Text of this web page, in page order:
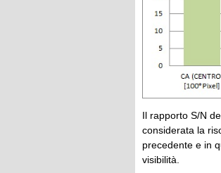
Il rapporto S/N
considerata la
precedente e in
visibilità.